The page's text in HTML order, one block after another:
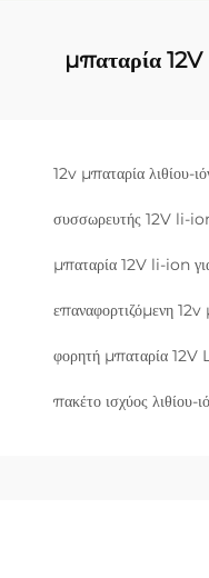
μπαταρία
12v μπαταρία λιθίου-
συσσωρευτής 12V li-
μπαταρία 12V li-ion
επαναφορτιζόμενη 12v
φορητή μπαταρία 12V
πακέτο ισχύος λιθίου-